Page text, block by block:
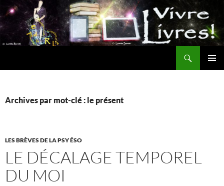
Aller
au
contenu
Archives par mot-clé : le présent
LES BRÈVES DE LA PSY ÉSO
LE DÉCALAGE TEMPOREL
DU MOI